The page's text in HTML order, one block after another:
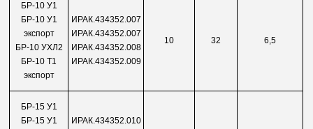
БР-10 У1
БР-10 У1
экспорт
БP-10 УХЛ2
БР-10 Т1
экспорт
ИРАК.434352.007
ИРАК.434352.007
ИРАК.434352.008
ИРАК.434352.009
10 32 6,5
БР-15 У1
БР-15 У1
ИРАК.434352.010